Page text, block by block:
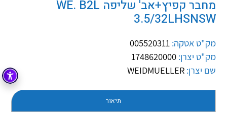
אטקה בע”מ היא החברה הגדולה והמובילה בישראל בשיווק
מיתוג, בקרה , ואינסטלציה חשמלית ופעילה ב7 תחומים:
חשמל מיתוג ואינסטלציה חשמלית
קופסאות וארונות לחשמל, בקרה ואלקטרוניקה
לכל מוצרי היצרן לכל מוצרי היצרן
מחבר קפיץ+אב' שליפה WE. B2L
3.5/32LHSNSW
מק"ט אטקה: 005520311
מק"ט יצרן: 1748620000
שם יצרן: WEIDMUELLER
תיאור